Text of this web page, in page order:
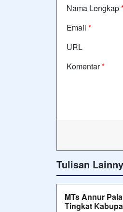
Nama Lengkap
Email *
URL
Komentar*
Tulisan
MTs Annur
Tingkat